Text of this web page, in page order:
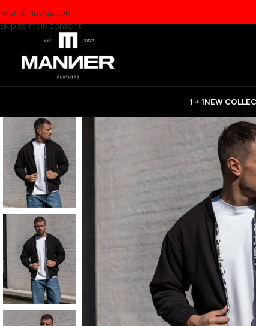
Skip to navigation
Skip to main content
1 + 1NEW